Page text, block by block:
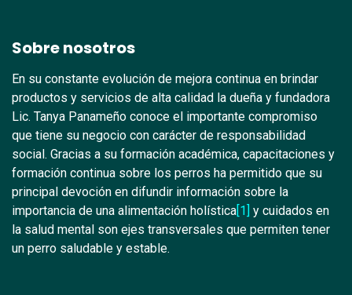
Sobre nosotros
En su constante evolución de mejora continua en brindar
productos y servicios de alta calidad la dueña y fundadora
Lic. Tanya Panameño conoce el importante compromiso
que tiene su negocio con carácter de responsabilidad
social. Gracias a su formación académica, capacitaciones y
formación continua sobre los perros ha permitido que su
principal devoción en difundir información sobre la
importancia de una alimentación holística[1] y cuidados en
la salud mental son ejes transversales que permiten tener
un perro saludable y estable.